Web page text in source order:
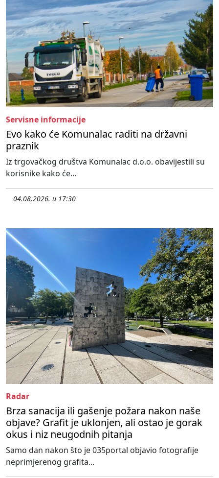
Servisne informacije
Evo kako će Komunalac raditi na državni
praznik
Iz trgovačkog društva Komunalac d.o.o. obavijestili su
korisnike kako će...
04.08.2026. u 17:30
Radar
Brza sanacija ili gašenje požara nakon naše
objave? Grafit je uklonjen, ali ostao je gorak
okus i niz neugodnih pitanja
Samo dan nakon što je 035portal objavio fotografije
neprimjerenog grafita...